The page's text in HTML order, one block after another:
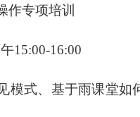
作专项培训
15:00-16:00
模式、基于雨课堂